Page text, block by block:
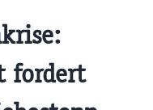
fordert